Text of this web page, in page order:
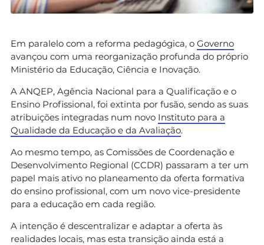
Em paralelo com a reforma pedagógica, o Governo
avançou com uma reorganização profunda do próprio
Ministério da Educação, Ciência e Inovação.
A ANQEP, Agência Nacional para a Qualificação e o
Ensino Profissional, foi extinta por fusão, sendo as suas
atribuições integradas num novo Instituto para a
Qualidade da Educação e da Avaliação.
Ao mesmo tempo, as Comissões de Coordenação e
Desenvolvimento Regional (CCDR) passaram a ter um
papel mais ativo no planeamento da oferta formativa
do ensino profissional, com um novo vice-presidente
para a educação em cada região.
A intenção é descentralizar e adaptar a oferta às
realidades locais, mas esta transição ainda está a